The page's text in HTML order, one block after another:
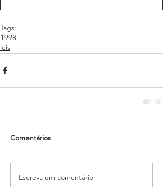
Tags:
1998
leis
Comentários
Escreva um comentário